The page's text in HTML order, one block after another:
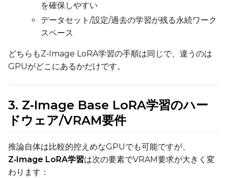
Settings
Toggle Is
Is Regularization
ToggleFlip X
Flip X
ToggleFlip Y
Flip Y
Resolutions
Toggle256
256
Toggle512
512
を確保しやすい
データセット/設定/過去の学習が残る永続ワーク
スペース
どちらもZ‑Image LoRA学習の手順は同じで、違うのは
GPUがどこにあるかだけです。
3. Z‑Image Base LoRA学習のハー
ドウェア/VRAM要件
推論自体は比較的控えめなGPUでも可能ですが、
Z‑Image LoRA学習は次の要素でVRAM要求が大きく変
わります：